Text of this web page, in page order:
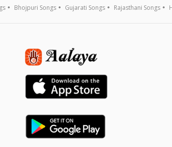
Bhojpuri Songs Gujarati Songs Rajasthani Songs